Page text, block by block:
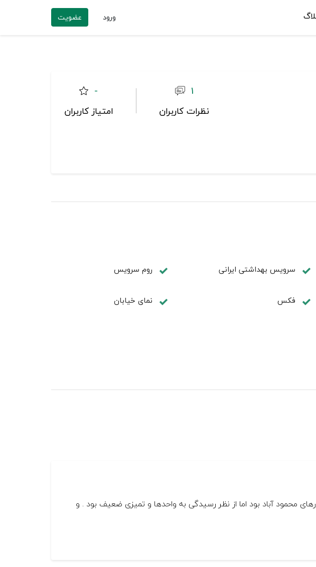
ورود عضویت
-
امتیاز کاربران
1
نظرات کاربران
سرویس بهداشتی ایرانی روم سرويس
فكس نمای خیابان
محمود آباد بود اما از نظر رسیدگی به واحدها و تمیزی ضعیف بود . و